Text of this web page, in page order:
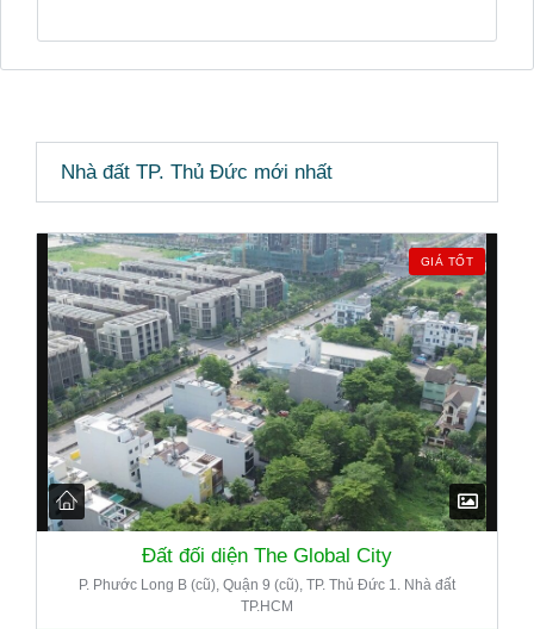
Nhà đất TP. Thủ Đức mới nhất
GIÁ TỐT
Đất đối diện The Global City
P. Phước Long B (cũ), Quận 9 (cũ), TP. Thủ Đức 1. Nhà đất
TP.HCM